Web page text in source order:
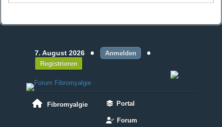
7. August 2026 • Anmelden •
Registrieren
Fibromyalgie Portal
Forum